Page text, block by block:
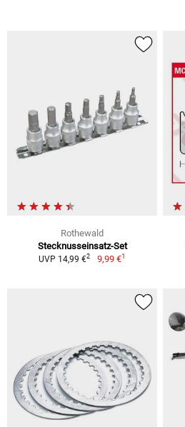
Rothewald
Stecknusseinsatz-Set
UVP 14,99 €2 9,99 €1